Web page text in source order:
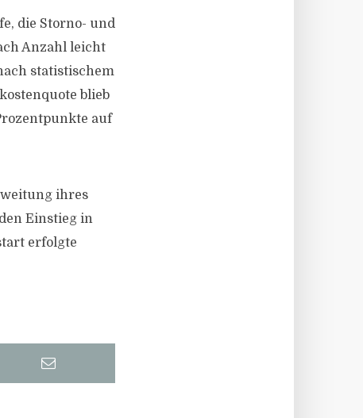
die Storno- und
Anzahl leicht
statistischem
blieb
auf
ihres
Einstieg in
erfolgte